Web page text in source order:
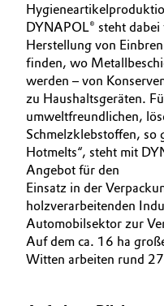
Chemical Industry
Circular Economy
Coatings, Paints &
Composites
Consumer Goods &
Electronics &
Struktur
Business Lines
Weltweite Standorte
ESHQ
Einkauf
Governance &
Allgemeine
(AVB)
DYNAPOL® steht
Herstellung von
finden, wo
werden – von
zu Haushaltsgeräten.
umweltfreundlichen,
Schmelzklebstoffen, so
Hotmelts“, steht mit
Angebot für den
Einsatz in der
holzverarbeitenden
Automobilsektor zur
Auf dem ca. 16 ha
Witten arbeiten rund